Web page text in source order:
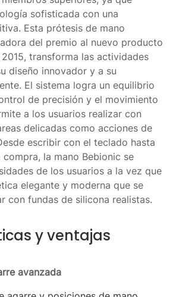
sofisticada con una
Esta prótesis de mano
del premio al nuevo producto
transforma las actividades
diseño innovador y a su
El sistema logra un equilibrio
de precisión y el movimiento
a los usuarios realizar con
delicadas como acciones de
escribir con el teclado hasta
la mano Bebionic se
de los usuarios a la vez que
elegante y moderna que se
con fundas de silicona realistas.
y ventajas
avanzada